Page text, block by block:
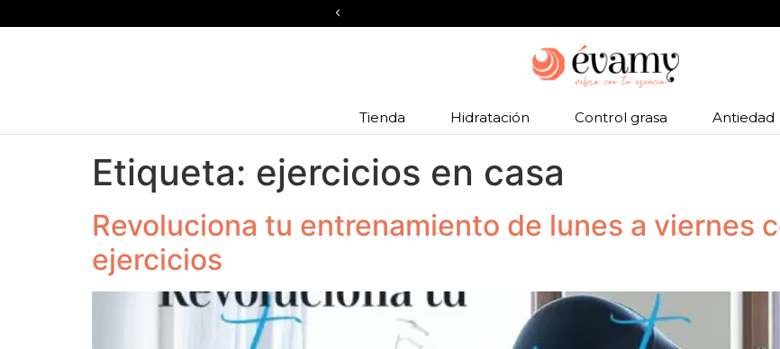
Tienda Hidratación Control grasa Antiedad
Etiqueta: ejercicios en casa
Revoluciona tu entrenamiento de lunes a viernes
ejercicios